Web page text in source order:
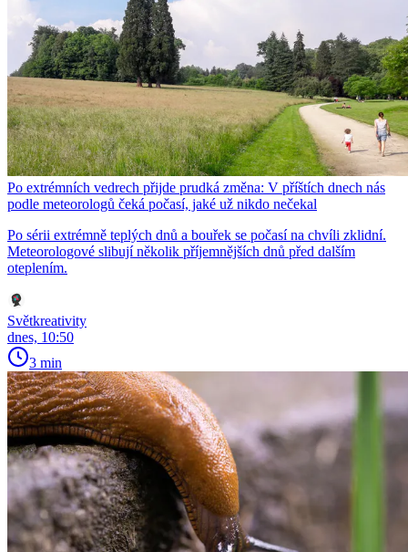
Po extrémních vedrech přijde prudká změna: V příštích dnech nás
podle meteorologů čeká počasí, jaké už nikdo nečekal
Po sérii extrémně teplých dnů a bouřek se počasí na chvíli zklidní.
Meteorologové slibují několik příjemnějších dnů před dalším
oteplením.
Světkreativity
dnes, 10:50
3 min